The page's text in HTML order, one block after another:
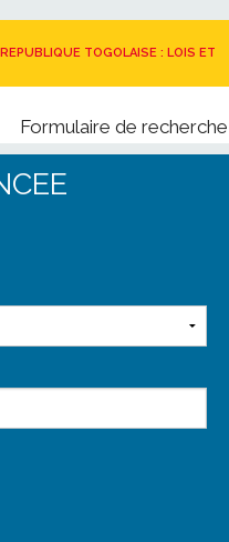
TOGOLAISE : LOIS ET
Formulaire de recherche
Rechercher